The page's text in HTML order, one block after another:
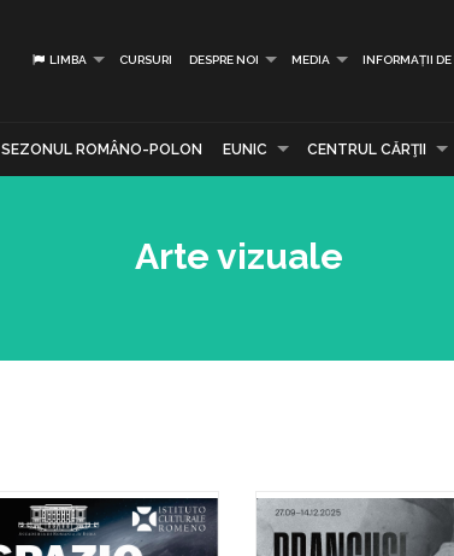
LIMBA CURSURI DESPRE NOI MEDIA INFORMAȚII DE
SEZONUL ROMÂNO-POLON EUNIC CENTRUL CĂRŢII
Arte vizuale